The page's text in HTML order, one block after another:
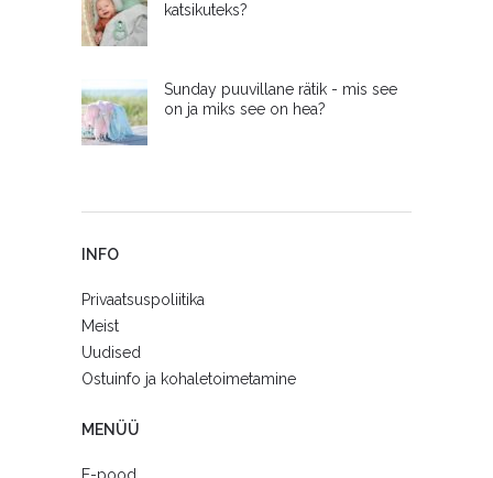
katsikuteks?
Sunday puuvillane rätik - mis see
on ja miks see on hea?
INFO
Privaatsuspoliitika
Meist
Uudised
Ostuinfo ja kohaletoimetamine
MENÜÜ